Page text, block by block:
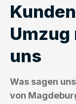
Umzug
uns
Was sagen
von